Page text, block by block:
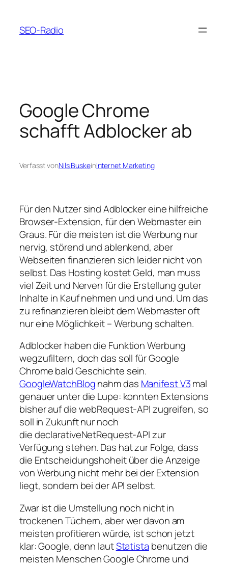
springen
SEO-Radio
Google Chrome
schafft Adblocker ab
Verfasst vonNils BuskeinInternet Marketing
Für den Nutzer sind Adblocker eine hilfreiche
Browser-Extension, für den Webmaster ein
Graus. Für die meisten ist die Werbung nur
nervig, störend und ablenkend, aber
Webseiten finanzieren sich leider nicht von
selbst. Das Hosting kostet Geld, man muss
viel Zeit und Nerven für die Erstellung guter
Inhalte in Kauf nehmen und und und. Um das
zu refinanzieren bleibt dem Webmaster oft
nur eine Möglichkeit – Werbung schalten.
Adblocker haben die Funktion Werbung
wegzufiltern, doch das soll für Google
Chrome bald Geschichte sein.
GoogleWatchBlognahm das Manifest V3mal
genauer unter die Lupe: konnten Extensions
bisher auf die webRequest-API zugreifen, so
soll in Zukunft nur noch
die declarativeNetRequest-API zur
Verfügung stehen. Das hat zur Folge, dass
die Entscheidungshoheit über die Anzeige
von Werbung nicht mehr bei der Extension
liegt, sondern bei der API selbst.
Zwar ist die Umstellung noch nicht in
trockenen Tüchern, aber wer davon am
meisten profitieren würde, ist schon jetzt
klar: Google, denn lautStatista benutzen die
meisten Menschen Google Chrome und